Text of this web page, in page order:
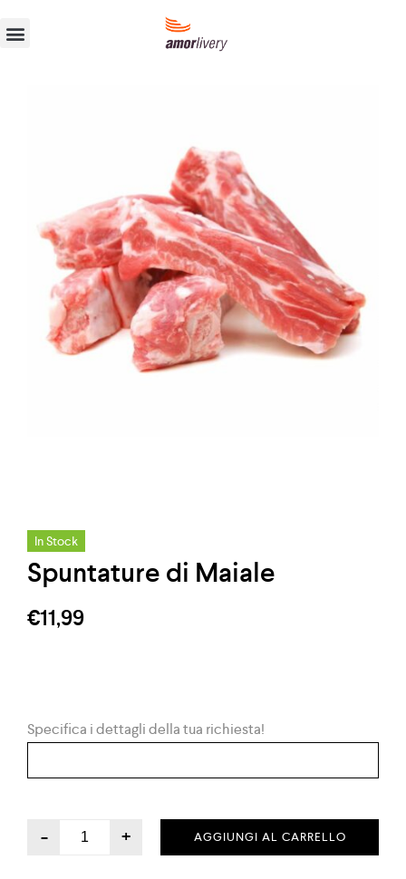
In Stock
Spuntature di Maiale
€11,99
Specifica i dettagli della tua richiesta!
- + AGGIUNGI AL CARRELLO